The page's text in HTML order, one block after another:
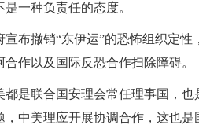
一种负责任的态度。
宣布撤销“东伊运”的恐怖组织定
作以及国际反恐合作扫除障碍。
都是联合国安理会常任理事国，
中美理应开展协调合作，这也